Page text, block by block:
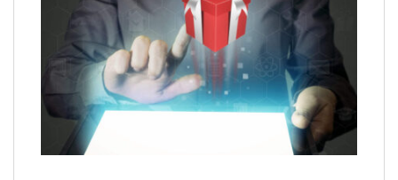
Schaeffler mejora su rentabilidad en el primer semestre de 2026
NOVA: innovación y diseño que transforman espacios de la
mano de Tormo Franquicias